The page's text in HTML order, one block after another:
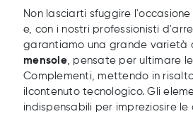
Non lasciarti sfuggire
e, con i nostri professionisti
garantiamo una grande varietà
mensole, pensate per ultimare le
Complementi, mettendo in
ilcontenuto tecnologico. Gli
indispensabili per impreziosire le